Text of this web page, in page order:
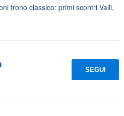
trono classico: primi scontri Valli,
SEGUI